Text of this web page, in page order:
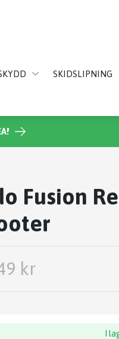
SKIDSLIPNING
Fusion
kr
I